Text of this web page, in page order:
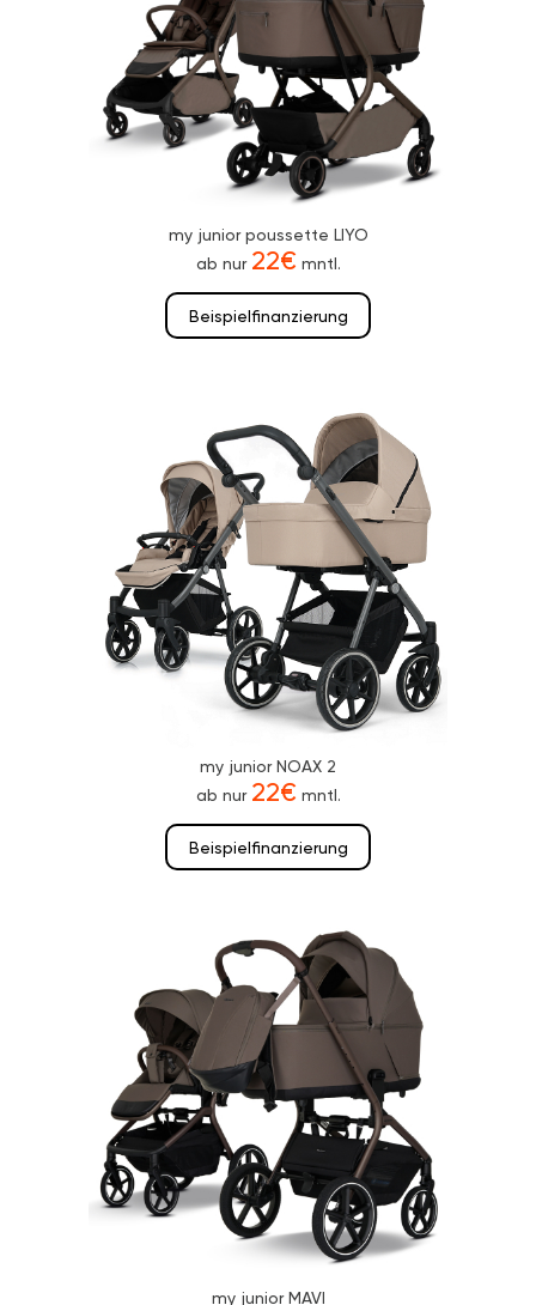
my junior poussette LIYO
ab nur 22€ mntl.
Beispielfinanzierung
my junior NOAX 2
ab nur 22€ mntl.
Beispielfinanzierung
my junior MAVI